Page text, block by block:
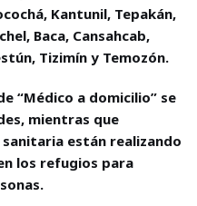
Kantunil, Tepakán,
Baca, Cansahcab,
Tizimín y Temozón.
“Médico a domicilio” se
mientras que
están realizando
los refugios para